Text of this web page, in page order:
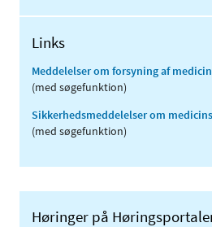
Links
Meddelelser om forsyning af
(med søgefunktion)
Sikkerhedsmeddelelser om
(med søgefunktion)
Høringer på